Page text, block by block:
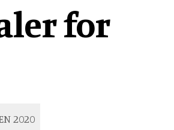
for
2020